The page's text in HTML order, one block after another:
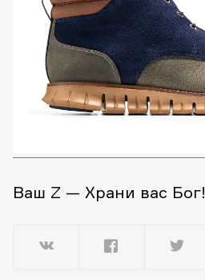
Ваш Z — Храни вас Бог!